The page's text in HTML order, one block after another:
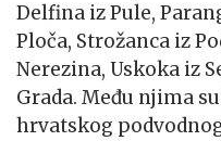
Delfina iz Pule,
Ploča, Strožanca iz
Nerezina, Uskoka iz
Grada. Među njima
hrvatskog